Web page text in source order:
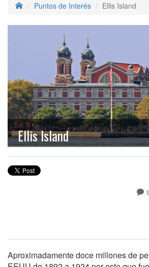
Puntos de Interés Ellis Island
Ellis Island
Aproximadamente doce millones de